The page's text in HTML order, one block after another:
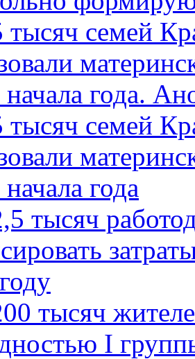
тысяч семей
начала года.
тысяч семей
года
тысяч
тысяч
I